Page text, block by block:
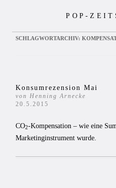
POP-
SCHLAGWORTARCHIV:
Konsumrezension Mai
von Henning Arnecke
20.5.2015
CO2-Kompensation – wie eine
Marketinginstrument wurde.